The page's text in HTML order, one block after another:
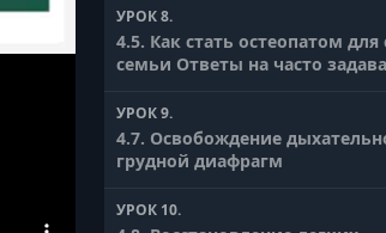
УРОК 8.
4.5. Как стать остеопатом для
семьи Ответы на часто
УРОК 9.
4.7. Освобождение
грудной диафрагм
УРОК 10.